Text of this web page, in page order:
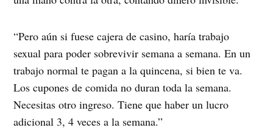
“Pero aún si fuese cajera de casino, haría trabajo
sexual para poder sobrevivir semana a semana. En un
trabajo normal te pagan a la quincena, si bien te va.
Los cupones de comida no duran toda la semana.
Necesitas otro ingreso. Tiene que haber un lucro
adicional 3, 4 veces a la semana.”